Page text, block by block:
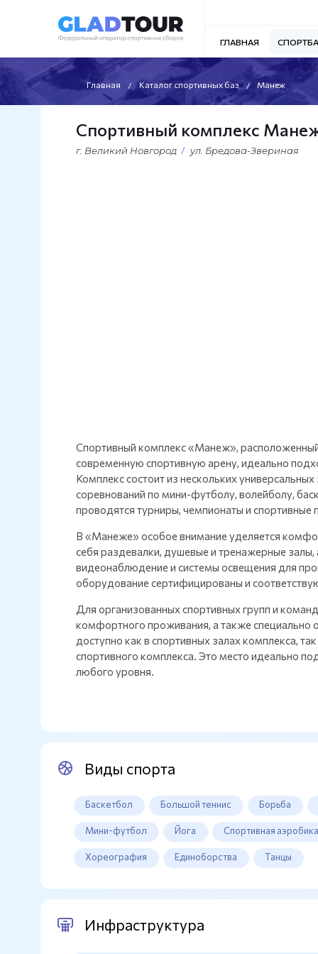
ГЛАВНАЯ
Главная Каталог спортивных баз Манеж
Спортивный комплекс
г. Великий Новгород ул. Бредова-Звериная
Спортивный комплекс «Манеж»,
современную спортивную арену, идеально
Комплекс состоит из нескольких
соревнований по мини-футболу, волейболу,
проводятся турниры, чемпионаты и
В «Манеже» особое внимание уделяется
себя раздевалки, душевые и тренажерные
видеонаблюдение и системы освещения для
оборудование сертифицированы и
Для организованных спортивных групп и
комфортного проживания, а также
доступно как в спортивных залах комплекса,
спортивного комплекса. Это место идеально
любого уровня.
Виды спорта
Баскетбол Большой теннис Борьба
Мини-футбол Йога Спортивная аэробика
Хореография Единоборства Танцы
Инфраструктура